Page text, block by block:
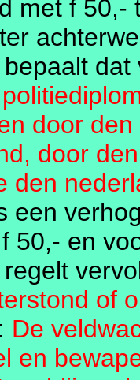
met f 50,-
door
door
den
een
50,- en
of
De
en